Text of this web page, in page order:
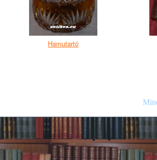
Hamutartó